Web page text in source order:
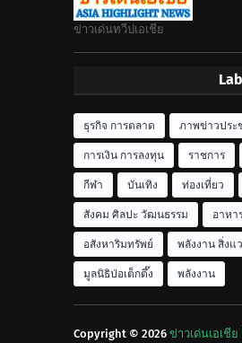
ข่าวเด่นทวีปเอเชีย
ธุรกิจ การตลาด ภาพข่าวประ
การเงิน การลงทุน ราชการ
กีฬา บันเทิง ท่องเที่ยว
สังคม ศิลปะ วัฒนธรรม อาหา
อสังหาริมทรัพย์ พลังงาน สิ่งแ
มูลนิธิป่อเต็กตึ๊ง พลังงาน
Copyright © 2026 ข่าวเด่นเอเชี